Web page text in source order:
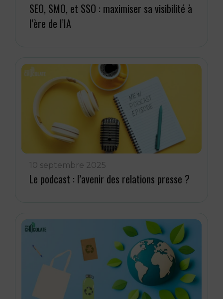
SEO, SMO, et SSO : maximiser sa visibilité à
l’ère de l’IA
10 septembre 2025
Le podcast : l’avenir des relations presse ?